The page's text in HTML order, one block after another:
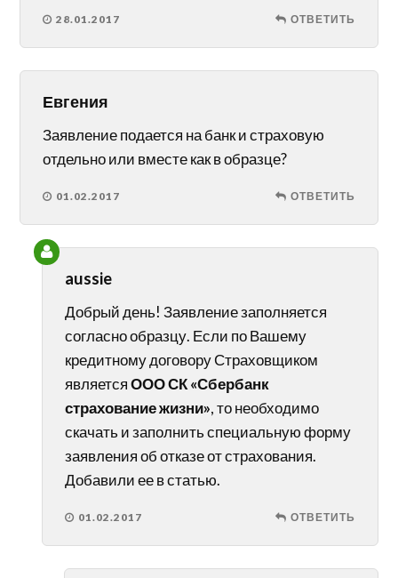
28.01.2017 ОТВЕТИТЬ
Евгения
Заявление подается на банк и страховую
отдельно или вместе как в образце?
01.02.2017 ОТВЕТИТЬ
aussie
Добрый день! Заявление заполняется
согласно образцу. Если по Вашему
кредитному договору Страховщиком
являетсяООО СК «Сбербанк
страхование жизни», то необходимо
скачать и заполнить специальную форму
заявления об отказе от страхования.
Добавили ее в статью.
01.02.2017 ОТВЕТИТЬ